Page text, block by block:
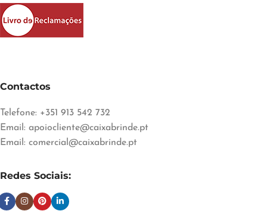
Contactos
Telefone: +351 913 542 732
Email: apoiocliente@caixabrinde.pt
Email: comercial@caixabrinde.pt
Redes Sociais: